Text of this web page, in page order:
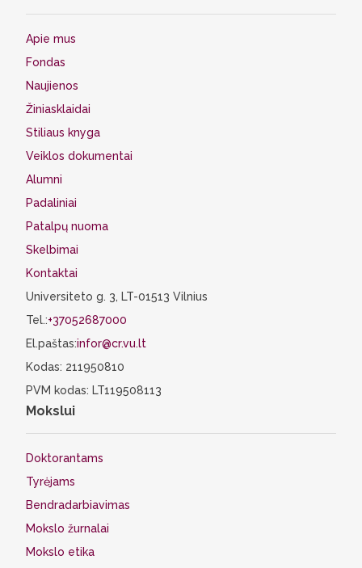
Apie mus
Fondas
Naujienos
Žiniasklaidai
Stiliaus knyga
Veiklos dokumentai
Alumni
Padaliniai
Patalpų nuoma
Skelbimai
Kontaktai
Universiteto g. 3, LT-01513 Vilnius
Tel.:+37052687000
El.paštas:infor@cr.vu.lt
Kodas: 211950810
PVM kodas: LT119508113
Mokslui
Doktorantams
Tyrėjams
Bendradarbiavimas
Mokslo žurnalai
Mokslo etika